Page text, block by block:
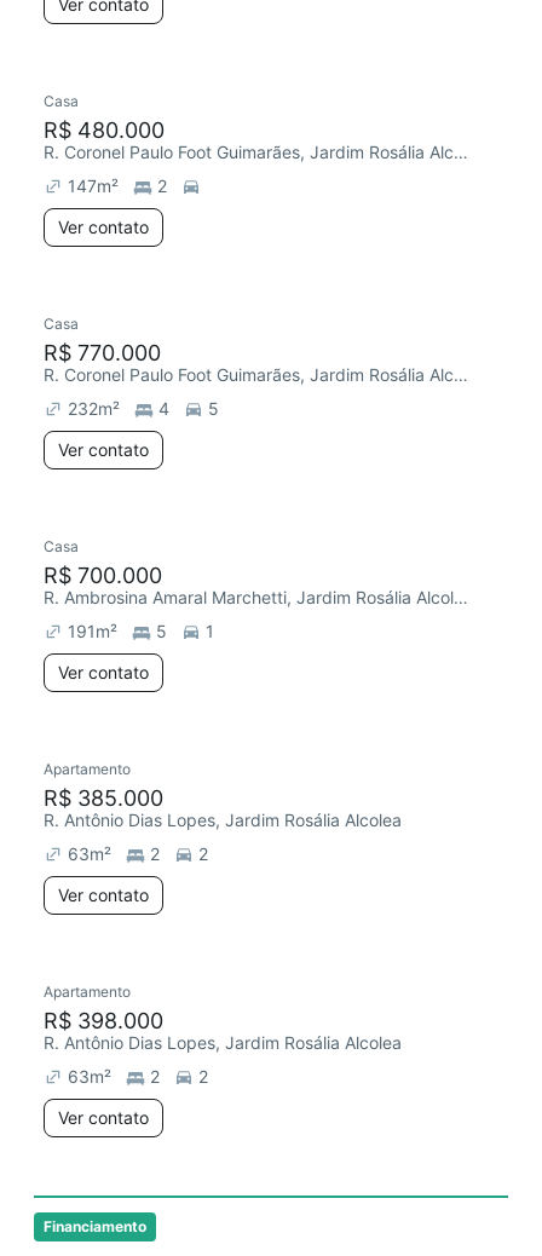
Financiamento
Ver contato
Casa
R$ 480.000
R. Coronel Paulo Foot Guimarães, Jardim Rosália Alcolea
147m²
2
Ver contato
Casa
R$ 770.000
R. Coronel Paulo Foot Guimarães, Jardim Rosália Alcolea
232m² 4
5
Ver contato
Casa
R$ 700.000
R. Ambrosina Amaral Marchetti, Jardim Rosália Alcolea
191m² 5
1
Ver contato
Apartamento
R$ 385.000
R. Antônio Dias Lopes, Jardim Rosália Alcolea
63m² 2
2
Ver contato
Apartamento
R$ 398.000
R. Antônio Dias Lopes, Jardim Rosália Alcolea
63m² 2
2
Ver contato